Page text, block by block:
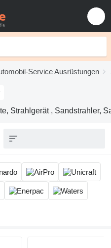
Service Ausrüstungen
Strahlgerät , Sandstrahler,